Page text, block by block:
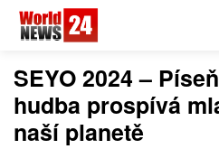
SEYO 2024 –
hudba prospívá
naší planetě